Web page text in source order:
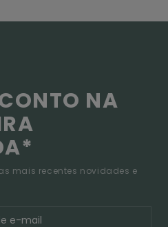
NA
mais recentes novidades e